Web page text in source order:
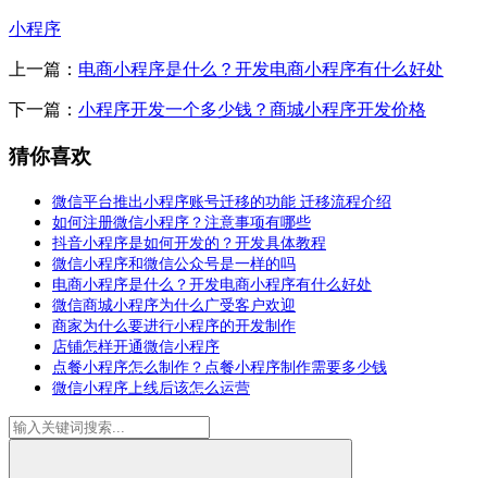
小程序
上一篇： 电商小程序是什么？开发电商小程序有什么好处
下一篇： 小程序开发一个多少钱？商城小程序开发价格
猜你喜欢
微信平台推出小程序账号迁移的功能 迁移流程介绍
如何注册微信小程序？注意事项有哪些
抖音小程序是如何开发的？开发具体教程
微信小程序和微信公众号是一样的吗
电商小程序是什么？开发电商小程序有什么好处
微信商城小程序为什么广受客户欢迎
商家为什么要进行小程序的开发制作
店铺怎样开通微信小程序
点餐小程序怎么制作？点餐小程序制作需要多少钱
微信小程序上线后该怎么运营